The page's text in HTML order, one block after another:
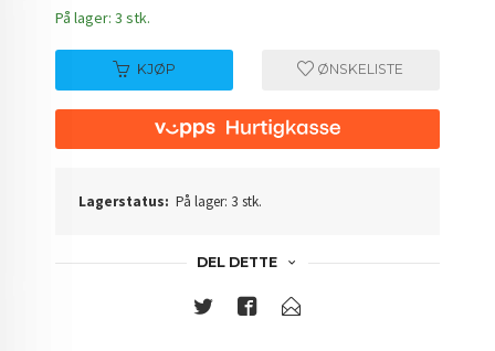
På lager: 3 stk.
KJØP ØNSKELISTE
Lagerstatus: På lager: 3 stk.
DEL DETTE